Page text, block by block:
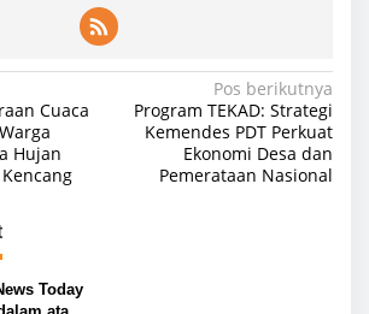
Cuaca
Hujan
Pos berikutnya
Program TEKAD: Strategi
Kemendes PDT Perkuat
Ekonomi Desa dan
Pemerataan Nasional
Today